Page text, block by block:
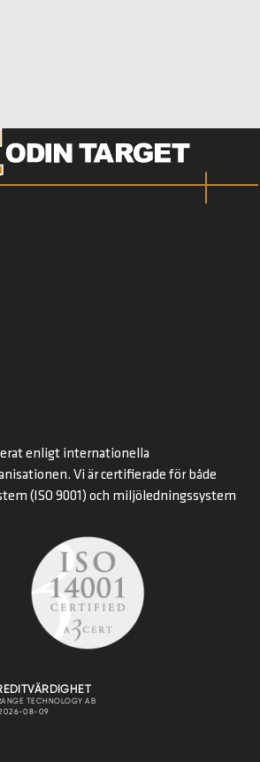
enligt internationella
Vi är certifierade för både
(ISO 9001) och miljöledningssystem